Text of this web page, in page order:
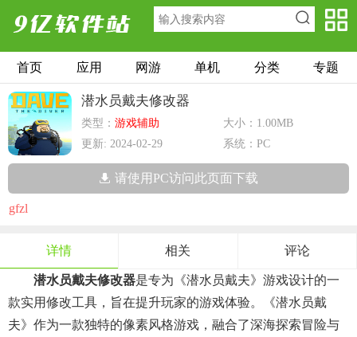
首页 应用 网游 单机 分类 专题
潜水员戴夫修改器
类型： 游戏辅助
大小：1.00MB
更新: 2024-02-29
系统：PC
请使用PC访问此页面下载
gfzl
详情 相关 评论
潜水员戴夫修改器是专为《潜水员戴夫》游戏设计的一
款实用修改工具，旨在提升玩家的游戏体验。《潜水员戴
夫》作为一款独特的像素风格游戏，融合了深海探索冒险与